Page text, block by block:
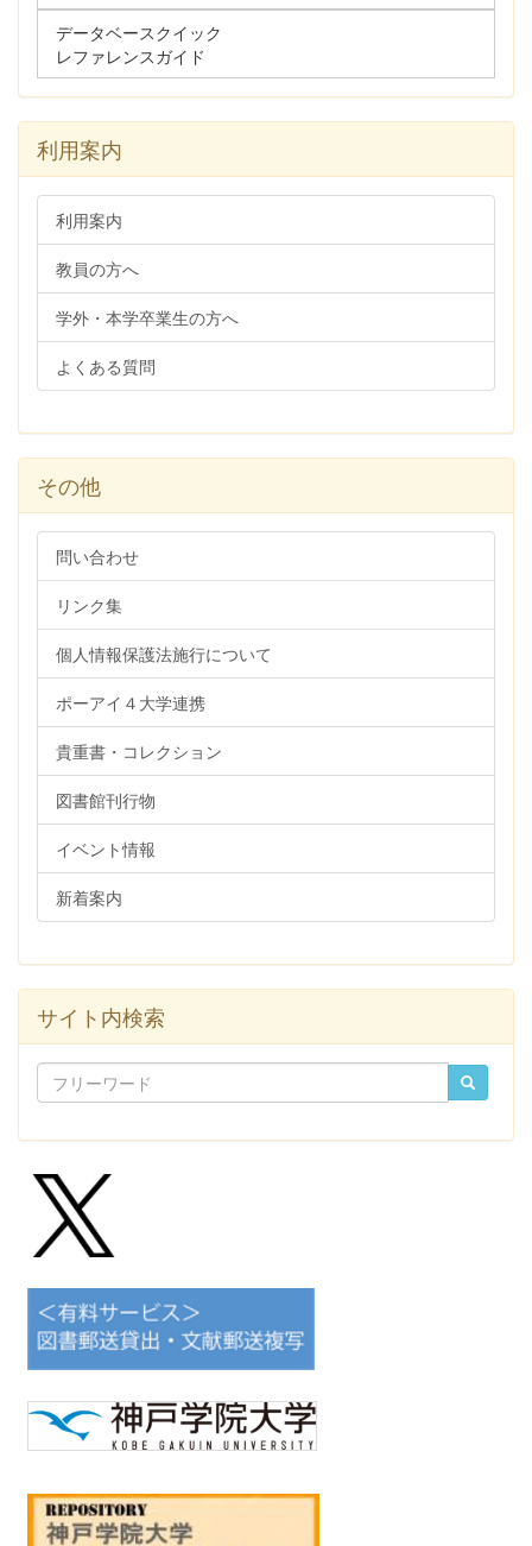
データベースクイック
レファレンスガイド
利用案内
利用案内
教員の方へ
学外・本学卒業生の方へ
よくある質問
その他
問い合わせ
リンク集
個人情報保護法施行について
ポーアイ４大学連携
貴重書・コレクション
図書館刊行物
イベント情報
新着案内
サイト内検索